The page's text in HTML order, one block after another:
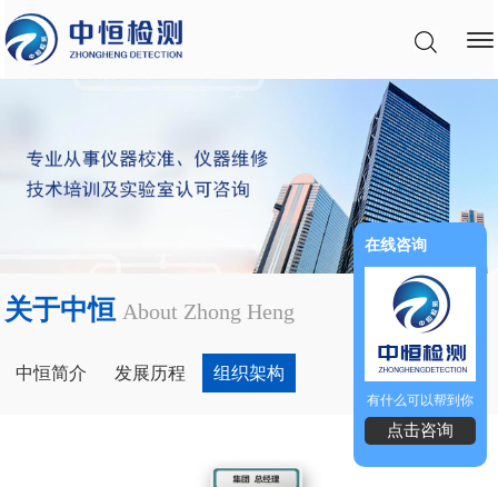
关于中恒 About Zhong Heng
中恒简介 发展历程 组织架构
在线咨询
有什么可以帮到你
点击咨询